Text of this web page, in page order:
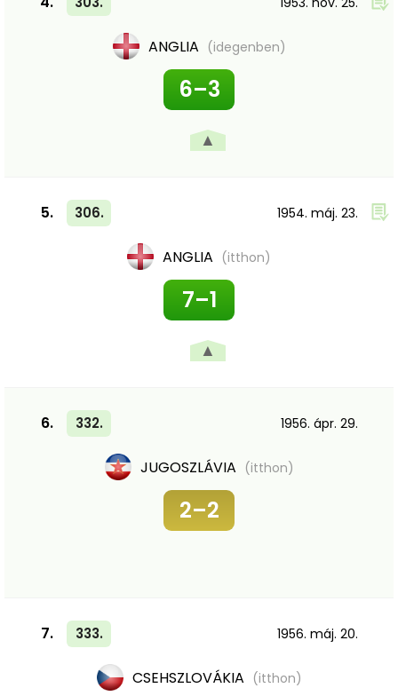
ANGLIA (idegenben)
6–3
▲
5. 306. 1954. máj. 23.
ANGLIA (itthon)
7–1
▲
6. 332. 1956. ápr. 29.
JUGOSZLÁVIA (itthon)
2–2
7. 333. 1956. máj. 20.
CSEHSZLOVÁKIA (itthon)